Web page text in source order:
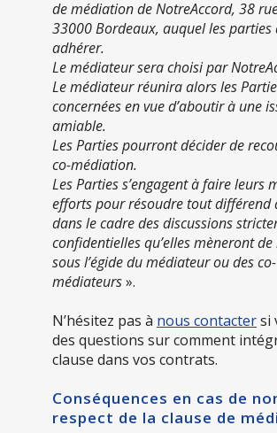
de médiation de NotreAccord, 38
33000 Bordeaux, auquel les parties
adhérer.
Le médiateur sera choisi par
Le médiateur réunira alors les
concernées en vue d’aboutir à une
amiable.
Les Parties pourront décider de
co-médiation.
Les Parties s’engagent à faire leurs
efforts pour résoudre tout différend
dans le cadre des discussions
confidentielles qu’elles mèneront
sous l’égide du médiateur ou des co-
médiateurs».
N’hésitez pas à nous contactersi
des questions sur comment
clause dans vos contrats.
Conséquences en cas de
respect de la clause de